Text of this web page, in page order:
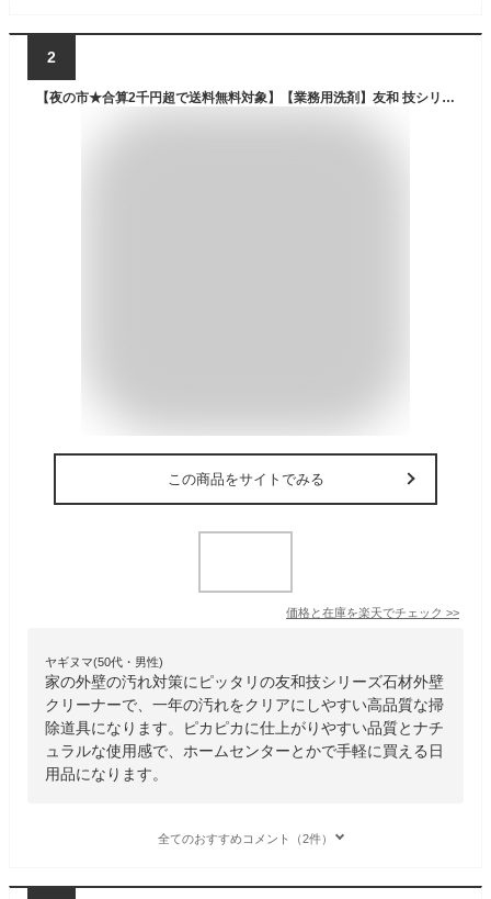
2
【夜の市★合算2千円超で送料無料対象】【業務用洗剤】友和 技シリーズ 石材外壁クリーナー 4L ( 4516825003400 )
この商品をサイトでみる
価格と在庫を楽天でチェック >>
ヤギヌマ(50代・男性)
家の外壁の汚れ対策にピッタリの友和技シリーズ石材外壁
クリーナーで、一年の汚れをクリアにしやすい高品質な掃
除道具になります。ピカピカに仕上がりやすい品質とナチ
ュラルな使用感で、ホームセンターとかで手軽に買える日
用品になります。
全てのおすすめコメント（2件）